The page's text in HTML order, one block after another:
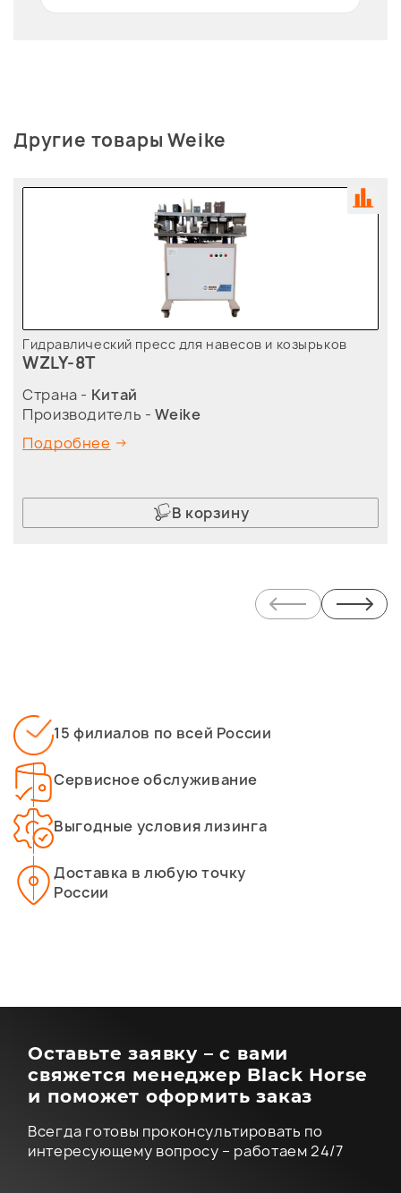
Другие товары Weike
Гидравлический пресс для навесов и козырьков
WZLY-8T
Страна - Китай
Производитель -Weike
Подробнее
В корзину
15 филиалов по всей России
Сервисное обслуживание
Выгодные условия лизинга
Доставка в любую точку
России
Оставьте заявку – с вами
свяжется менеджер Black Horse
и поможет оформить заказ
Всегда готовы проконсультировать по
интересующему вопросу – работаем 24/7